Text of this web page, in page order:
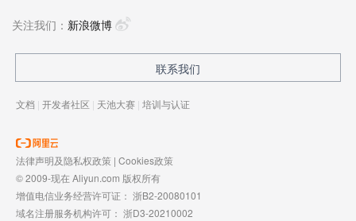
关注我们： 新浪微博
联系我们
文档 | 开发者社区 | 天池大赛 | 培训与认证
法律声明及隐私权政策 | Cookies政策
© 2009-现在 Aliyun.com 版权所有
增值电信业务经营许可证： 浙B2-20080101
域名注册服务机构许可： 浙D3-20210002